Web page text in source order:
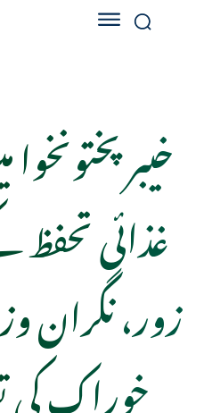
خیبر
غذائی
زور، نگران
خوراک